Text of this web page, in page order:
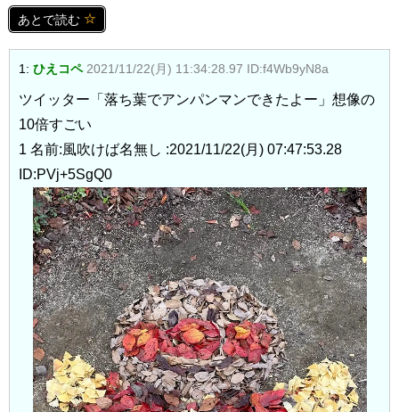
あとで読む
1: ひえコペ 2021/11/22(月) 11:34:28.97 ID:f4Wb9yN8a
ツイッター「落ち葉でアンパンマンできたよー」想像の
10倍すごい
1 名前:風吹けば名無し :2021/11/22(月) 07:47:53.28
ID:PVj+5SgQ0